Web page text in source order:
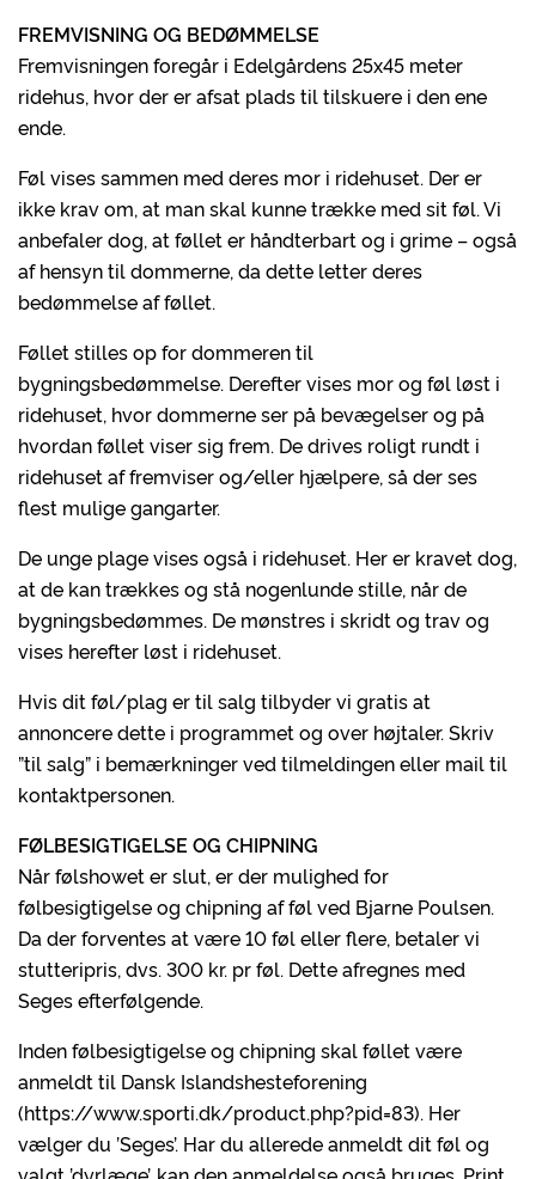
FREMVISNING OG BEDØMMELSE
Fremvisningen foregår i Edelgårdens 25x45 meter
ridehus, hvor der er afsat plads til tilskuere i den ene
ende.
Føl vises sammen med deres mor i ridehuset. Der er
ikke krav om, at man skal kunne trække med sit føl. Vi
anbefaler dog, at føllet er håndterbart og i grime – også
af hensyn til dommerne, da dette letter deres
bedømmelse af føllet.
Føllet stilles op for dommeren til
bygningsbedømmelse. Derefter vises mor og føl løst i
ridehuset, hvor dommerne ser på bevægelser og på
hvordan føllet viser sig frem. De drives roligt rundt i
ridehuset af fremviser og/eller hjælpere, så der ses
flest mulige gangarter.
De unge plage vises også i ridehuset. Her er kravet dog,
at de kan trækkes og stå nogenlunde stille, når de
bygningsbedømmes. De mønstres i skridt og trav og
vises herefter løst i ridehuset.
Hvis dit føl/plag er til salg tilbyder vi gratis at
annoncere dette i programmet og over højtaler. Skriv
”til salg” i bemærkninger ved tilmeldingen eller mail til
kontaktpersonen.
FØLBESIGTIGELSE OG CHIPNING
Når følshowet er slut, er der mulighed for
følbesigtigelse og chipning af føl ved Bjarne Poulsen.
Da der forventes at være 10 føl eller flere, betaler vi
stutteripris, dvs. 300 kr. pr føl. Dette afregnes med
Seges efterfølgende.
Inden følbesigtigelse og chipning skal føllet være
anmeldt til Dansk Islandshesteforening
(https://www.sporti.dk/product.php?pid=83). Her
vælger du ’Seges’. Har du allerede anmeldt dit føl og